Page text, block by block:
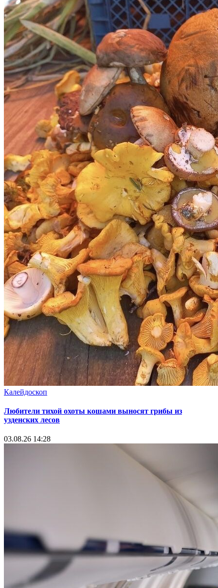
Калейдоскоп
Любители тихой охоты кошами выносят грибы из
узденских лесов
03.08.26 14:28